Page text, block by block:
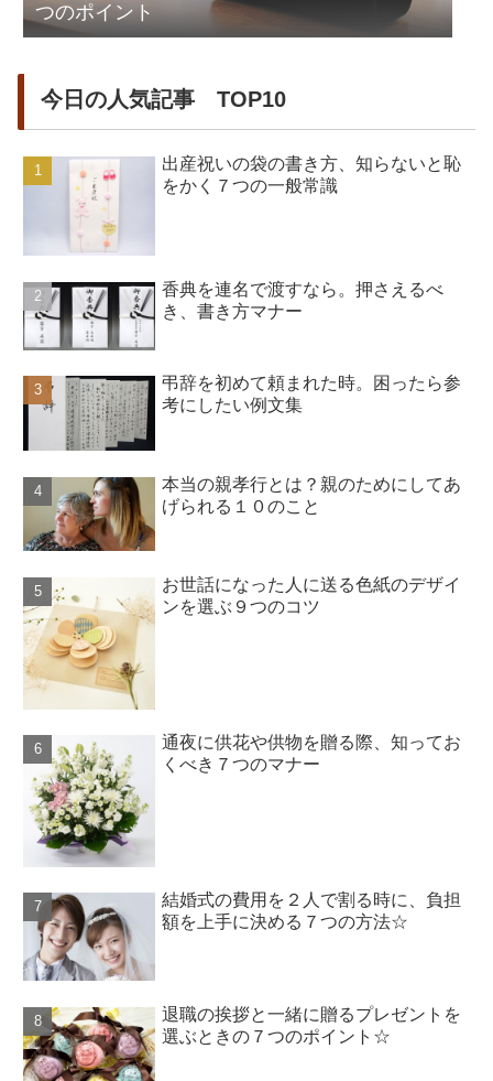
つのポイント
今日の人気記事 TOP10
出産祝いの袋の書き方、知らないと恥
をかく７つの一般常識
香典を連名で渡すなら。押さえるべ
き、書き方マナー
弔辞を初めて頼まれた時。困ったら参
考にしたい例文集
本当の親孝行とは？親のためにしてあ
げられる１０のこと
お世話になった人に送る色紙のデザイ
ンを選ぶ９つのコツ
通夜に供花や供物を贈る際、知ってお
くべき７つのマナー
結婚式の費用を２人で割る時に、負担
額を上手に決める７つの方法☆
退職の挨拶と一緒に贈るプレゼントを
選ぶときの７つのポイント☆